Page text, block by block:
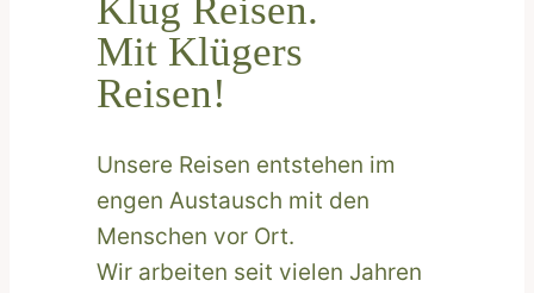
Klug Reisen.
Mit Klügers
Reisen!
Unsere Reisen entstehen im
engen Austausch mit den
Menschen vor Ort.
Wir arbeiten seit vielen Jahren